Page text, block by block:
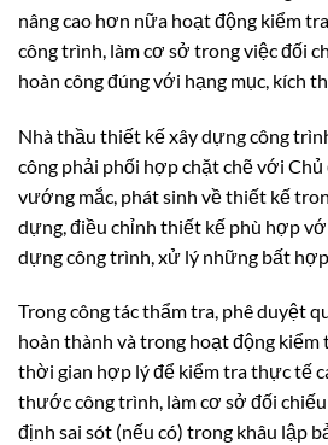
nâng cao hơn nữa hoạt động kiểm
công trình, làm cơ sở trong việc đối
hoàn công đúng với hạng mục, kích
Nhà thầu thiết kế xây dựng công
công phải phối hợp chặt chẽ với
vướng mắc, phát sinh về thiết kế
dựng, điều chỉnh thiết kế phù hợp
dựng công trình, xử lý những bất
Trong công tác thẩm tra, phê duyệt
hoàn thành và trong hoạt động kiểm
thời gian hợp lý để kiểm tra thực tế
thước công trình, làm cơ sở đối chiếu
định sai sót (nếu có) trong khâu lập